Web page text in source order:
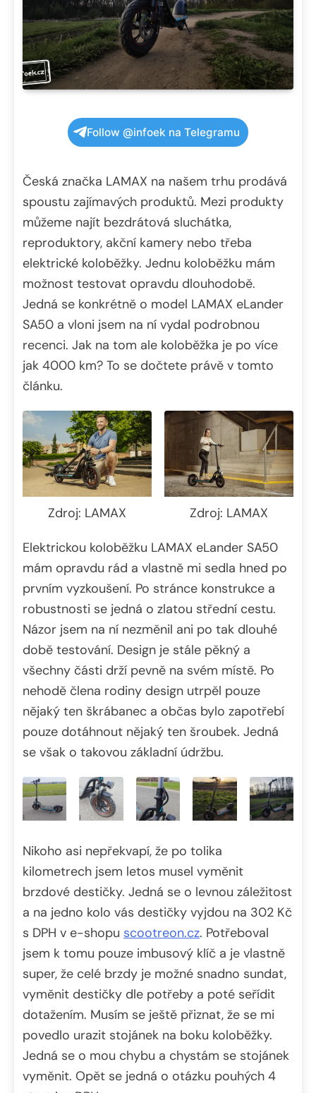
Follow @infoek na Telegramu
Česká značka LAMAX na našem trhu prodává
spoustu zajímavých produktů. Mezi produkty
můžeme najít bezdrátová sluchátka,
reproduktory, akční kamery nebo třeba
elektrické koloběžky. Jednu koloběžku mám
možnost testovat opravdu dlouhodobě.
Jedná se konkrétně o model LAMAX eLander
SA50 a vloni jsem na ní vydal podrobnou
recenci. Jak na tom ale koloběžka je po více
jak 4000 km? To se dočtete právě v tomto
článku.
Zdroj: LAMAX Zdroj: LAMAX
Elektrickou koloběžku LAMAX eLander SA50
mám opravdu rád a vlastně mi sedla hned po
prvním vyzkoušení. Po stránce konstrukce a
robustnosti se jedná o zlatou střední cestu.
Názor jsem na ní nezměnil ani po tak dlouhé
době testování. Design je stále pěkný a
všechny části drží pevně na svém místě. Po
nehodě člena rodiny design utrpěl pouze
nějaký ten škrábanec a občas bylo zapotřebí
pouze dotáhnout nějaký ten šroubek. Jedná
se však o takovou základní údržbu.
Nikoho asi nepřekvapí, že po tolika
kilometrech jsem letos musel vyměnit
brzdové destičky. Jedná se o levnou záležitost
a na jedno kolo vás destičky vyjdou na 302 Kč
s DPH v e-shopu scootreon.cz. Potřeboval
jsem k tomu pouze imbusový klíč a je vlastně
super, že celé brzdy je možné snadno sundat,
vyměnit destičky dle potřeby a poté seřídit
dotažením. Musím se ještě přiznat, že se mi
povedlo urazit stojánek na boku koloběžky.
Jedná se o mou chybu a chystám se stojánek
vyměnit. Opět se jedná o otázku pouhých 4